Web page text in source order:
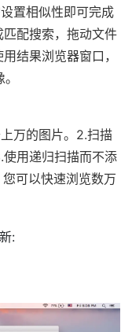
置相似性即可完成
配搜索，拖动文件
结果浏览器窗口，
万的图片。2.扫描
用递归扫描而不添
可以快速浏览数万
: